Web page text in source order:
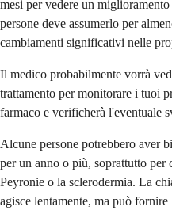
mesi per vedere un
persone deve assumerlo per
cambiamenti significativi nelle
Il medico probabilmente vorrà
trattamento per monitorare i tuoi
farmaco e verificherà l'eventuale
Alcune persone potrebbero aver
per un anno o più, soprattutto
Peyronie o la sclerodermia. La
agisce lentamente, ma può